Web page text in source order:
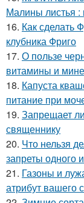
Малины листья :
16. Как сделать
клубника Фриго
17. О пользе
витамины и
18. Капуста
питание при
19. Запрещает
священнику
20. Что нельзя
запреты одного
21. Газоны и
атрибут вашего